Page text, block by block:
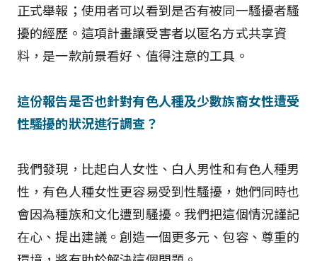
正式舉報；使用者可以看到是否有被同一騷擾者騷
擾的經歷。這項計畫讓受害者以匿名方式共享資
料，是一款前景看好、值得注意的工具。
這份報告是否也針對有色人種及少數族裔女性遭受
性騷擾的狀況進行調查？
我們發現，比起白人女性、白人男性和有色人種男
性，有色人種女性更容易受到性騷擾，她們同時也
會因為種族和文化遭到騷擾。我們把這個情況謹記
在心、提出建議。創造一個更多元、包容、尊重的